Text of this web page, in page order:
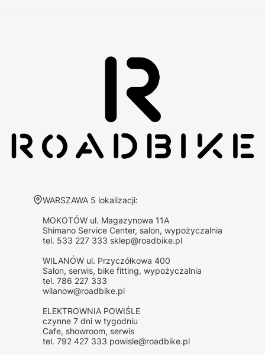
Adres:
WARSZAWA 5 lokalizacji:
MOKOTÓW ul. Magazynowa 11A
Shimano Service Center, salon, wypożyczalnia
tel. 533 227 333 sklep@roadbike.pl
WILANÓW ul. Przyczółkowa 400
Salon, serwis, bike fitting, wypożyczalnia
tel. 786 227 333
wilanow@roadbike.pl
ELEKTROWNIA POWIŚLE
czynne 7 dni w tygodniu
Cafe, showroom, serwis
tel. 792 427 333 powisle@roadbike.pl